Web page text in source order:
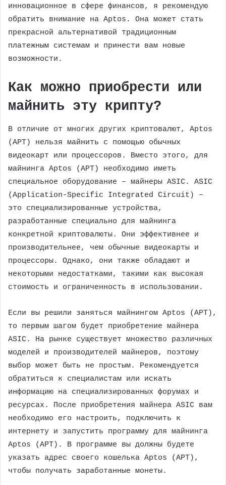
инновационное в сфере финансов, я рекомендую
обратить внимание на Aptos. Она может стать
прекрасной альтернативой традиционным
платежным системам и принести вам новые
возможности.
Как можно приобрести или
майнить эту крипту?
В отличие от многих других криптовалют, Aptos
(APT) нельзя майнить с помощью обычных
видеокарт или процессоров. Вместо этого, для
майнинга Aptos (APT) необходимо иметь
специальное оборудование – майнеры ASIC. ASIC
(Application-Specific Integrated Circuit) –
это специализированные устройства,
разработанные специально для майнинга
конкретной криптовалюты. Они эффективнее и
производительнее, чем обычные видеокарты и
процессоры. Однако, они также обладают и
некоторыми недостатками, такими как высокая
стоимость и ограниченность в использовании.
Если вы решили заняться майнингом Aptos (APT),
то первым шагом будет приобретение майнера
ASIC. На рынке существует множество различных
моделей и производителей майнеров, поэтому
выбор может быть не простым. Рекомендуется
обратиться к специалистам или искать
информацию на специализированных форумах и
ресурсах. После приобретения майнера ASIC вам
необходимо его настроить, подключить к
интернету и запустить программу для майнинга
Aptos (APT). В программе вы должны будете
указать адрес своего кошелька Aptos (APT),
чтобы получать заработанные монеты.